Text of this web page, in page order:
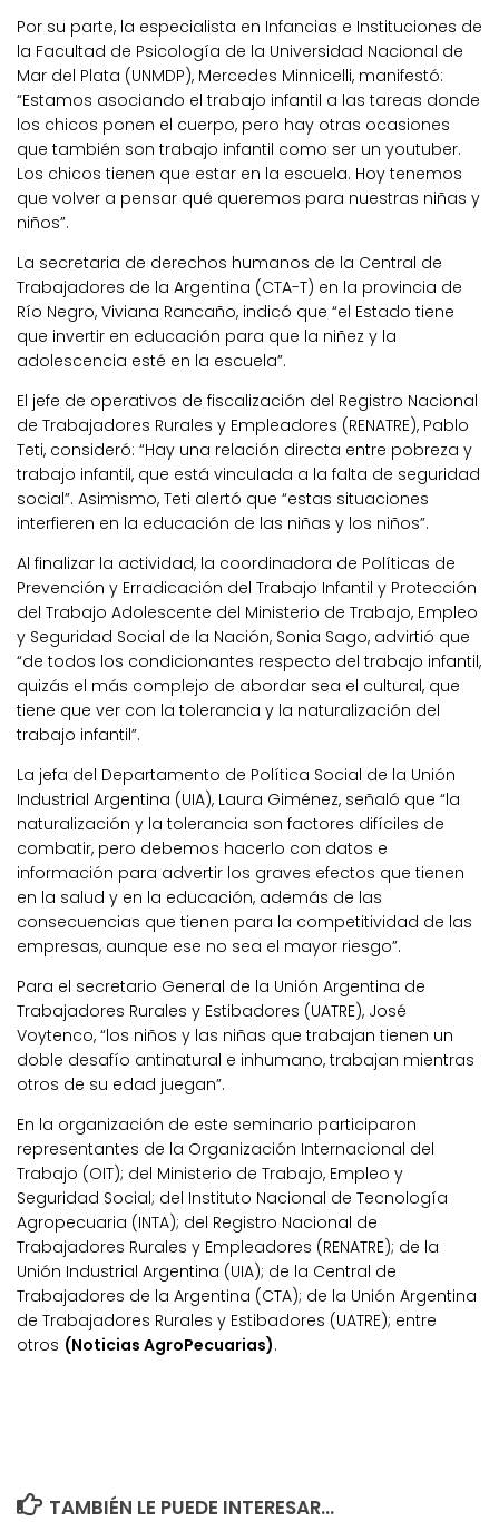
Por su parte, la especialista en Infancias e Instituciones de
la Facultad de Psicología de la Universidad Nacional de
Mar del Plata (UNMDP), Mercedes Minnicelli, manifestó:
“Estamos asociando el trabajo infantil a las tareas donde
los chicos ponen el cuerpo, pero hay otras ocasiones
que también son trabajo infantil como ser un youtuber.
Los chicos tienen que estar en la escuela. Hoy tenemos
que volver a pensar qué queremos para nuestras niñas y
niños”.
La secretaria de derechos humanos de la Central de
Trabajadores de la Argentina (CTA-T) en la provincia de
Río Negro, Viviana Rancaño, indicó que “el Estado tiene
que invertir en educación para que la niñez y la
adolescencia esté en la escuela”.
El jefe de operativos de fiscalización del Registro Nacional
de Trabajadores Rurales y Empleadores (RENATRE), Pablo
Teti, consideró: “Hay una relación directa entre pobreza y
trabajo infantil, que está vinculada a la falta de seguridad
social”. Asimismo, Teti alertó que “estas situaciones
interfieren en la educación de las niñas y los niños”.
Al finalizar la actividad, la coordinadora de Políticas de
Prevención y Erradicación del Trabajo Infantil y Protección
del Trabajo Adolescente del Ministerio de Trabajo, Empleo
y Seguridad Social de la Nación, Sonia Sago, advirtió que
“de todos los condicionantes respecto del trabajo infantil,
quizás el más complejo de abordar sea el cultural, que
tiene que ver con la tolerancia y la naturalización del
trabajo infantil”.
La jefa del Departamento de Política Social de la Unión
Industrial Argentina (UIA), Laura Giménez, señaló que “la
naturalización y la tolerancia son factores difíciles de
combatir, pero debemos hacerlo con datos e
información para advertir los graves efectos que tienen
en la salud y en la educación, además de las
consecuencias que tienen para la competitividad de las
empresas, aunque ese no sea el mayor riesgo”.
Para el secretario General de la Unión Argentina de
Trabajadores Rurales y Estibadores (UATRE), José
Voytenco, “los niños y las niñas que trabajan tienen un
doble desafío antinatural e inhumano, trabajan mientras
otros de su edad juegan”.
En la organización de este seminario participaron
representantes de la Organización Internacional del
Trabajo (OIT); del Ministerio de Trabajo, Empleo y
Seguridad Social; del Instituto Nacional de Tecnología
Agropecuaria (INTA); del Registro Nacional de
Trabajadores Rurales y Empleadores (RENATRE); de la
Unión Industrial Argentina (UIA); de la Central de
Trabajadores de la Argentina (CTA); de la Unión Argentina
de Trabajadores Rurales y Estibadores (UATRE); entre
otros (Noticias AgroPecuarias).
TAMBIÉN LE PUEDE INTERESAR...